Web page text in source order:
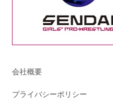
会社概要
プライバシーポリシー